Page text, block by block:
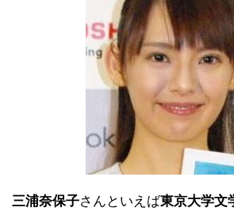
三浦奈保子さんといえば東京大学文